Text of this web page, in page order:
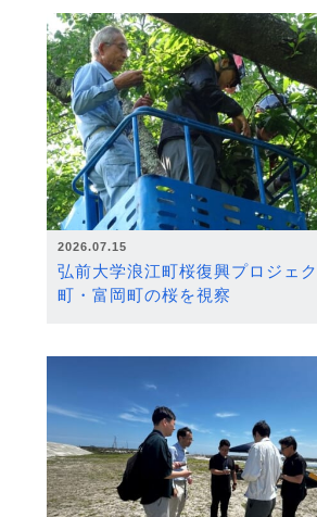
2026.07.15
弘前大学浪江町桜復興プロジェ
町・富岡町の桜を視察